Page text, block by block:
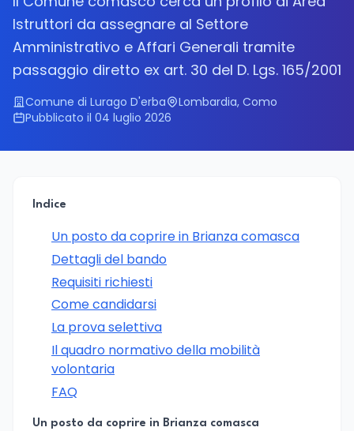
Istruttori da assegnare al Settore
Amministrativo e Affari Generali tramite
passaggio diretto ex art. 30 del D. Lgs. 165/2001
Comune di Lurago D'erba
Lombardia, Como
Pubblicato il 04 luglio 2026
Indice
Un posto da coprire in Brianza comasca
Dettagli del bando
Requisiti richiesti
Come candidarsi
La prova selettiva
Il quadro normativo della mobilità
volontaria
FAQ
Un posto da coprire in Brianza comasca